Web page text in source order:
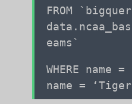
FROM
eams`
WHERE name
name =